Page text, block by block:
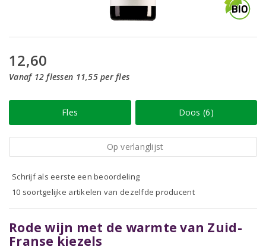
12,60
Vanaf 12 flessen 11,55 per fles
Fles Doos (6)
Op verlanglijst
Schrijf als eerste een beoordeling
10 soortgelijke artikelen van dezelfde producent
Rode wijn met de warmte van Zuid-
Franse kiezels